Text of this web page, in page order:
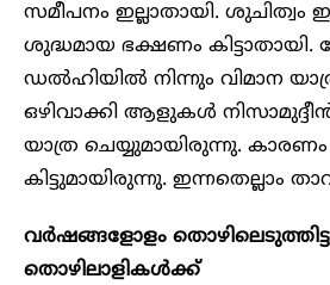
സമീപനം ഇല്ലാതായി. ശുചിത്വം
ശുദ്ധമായ ഭക്ഷണം കിട്ടാതായി.
ഡൽഹിയിൽ നിന്നും വിമാന
ഒഴിവാക്കി ആളുകൾ
യാത്ര ചെയ്യുമായിരുന്നു.
കിട്ടുമായിരുന്നു. ഇന്നതെല്ലാം
വർഷങ്ങളോളം
തൊഴിലാളികൾക്ക്